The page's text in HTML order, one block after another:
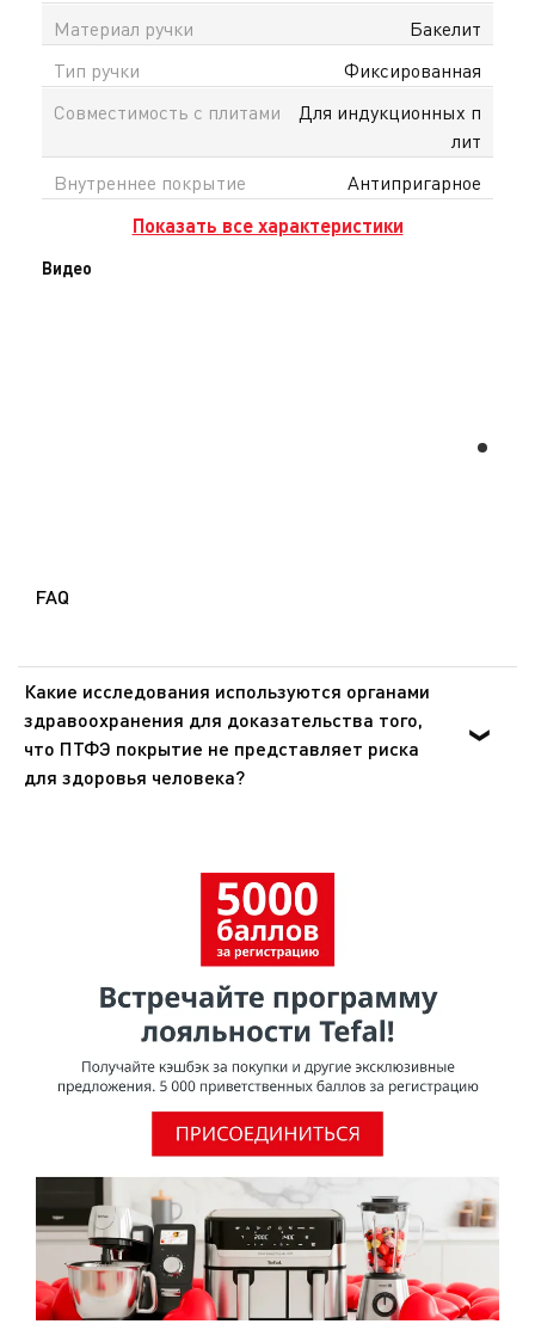
Материал ручки
Бакелит
Тип ручки
Фиксированная
Совместимость с плитами
Для индукционных п
лит
Внутреннее покрытие
Антипригарное
Показать все характеристики
Видео
FAQ
Какие исследования используются органами
здравоохранения для доказательства того,
что ПТФЭ покрытие не представляет риска
для здоровья человека?
попадании внутрь. Эти же органы подтвердили, что
покрытия из ПТФЭ не представляют опасности для
здоровья при использовании в посуде для
проведенному МАИР (Международное агентство по
изучению рака), ВОЗ (Всемирная организация
здравоохранения) отнесла ПТФЭ к группе 3 [Том 19, 288
(1979) и Дополнение 7.70 (1987)], признав, что он не
является канцерогеном для человека.О том, что ПТФЭ
безопасен для использования, свидетельствует и тот
факт, что он часто применяется в медицине
(кардиостимуляторы, искусственные артерии, протезы
и т.д.).